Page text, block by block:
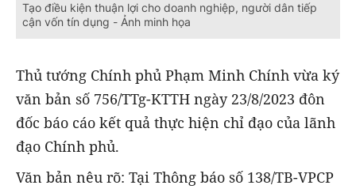
Tạo điều kiện thuận lợi cho doanh nghiệp, người dân tiếp
cận vốn tín dụng - Ảnh minh họa
Thủ tướng Chính phủ Phạm Minh Chính vừa ký
văn bản số 756/TTg-KTTH ngày 23/8/2023 đôn
đốc báo cáo kết quả thực hiện chỉ đạo của lãnh
đạo Chính phủ.
Văn bản nêu rõ: Tại Thông báo số 138/TB-VPCP